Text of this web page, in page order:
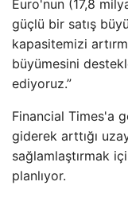
Euro'nun (17,8
güçlü bir satış
kapasitemizi
büyümesini
ediyoruz.”
Financial Times'a
giderek arttığı
sağlamlaştırmak
planlıyor.